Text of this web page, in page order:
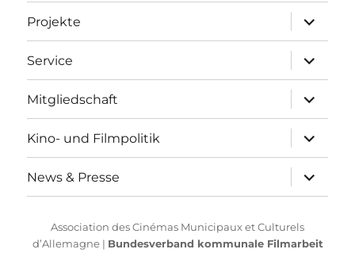
Projekte
anzeigen
Service
anzeigen
Mitgliedschaft
anzeigen
Kino- und Filmpolitik
anzeigen
News & Presse
anzeigen
Association des Cinémas Municipaux et Culturels
d’Allemagne | Bundesverband kommunale Filmarbeit